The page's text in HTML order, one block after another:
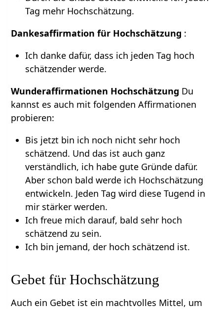
Tag mehr Hochschätzung.
Dankesaffirmation für Hochschätzung :
Ich danke dafür, dass ich jeden Tag hoch
schätzender werde.
Wunderaffirmationen Hochschätzung Du
kannst es auch mit folgenden Affirmationen
probieren:
Bis jetzt bin ich noch nicht sehr hoch
schätzend. Und das ist auch ganz
verständlich, ich habe gute Gründe dafür.
Aber schon bald werde ich Hochschätzung
entwickeln. Jeden Tag wird diese Tugend in
mir stärker werden.
Ich freue mich darauf, bald sehr hoch
schätzend zu sein.
Ich bin jemand, der hoch schätzend ist.
Gebet für Hochschätzung
Auch ein Gebet ist ein machtvolles Mittel, um